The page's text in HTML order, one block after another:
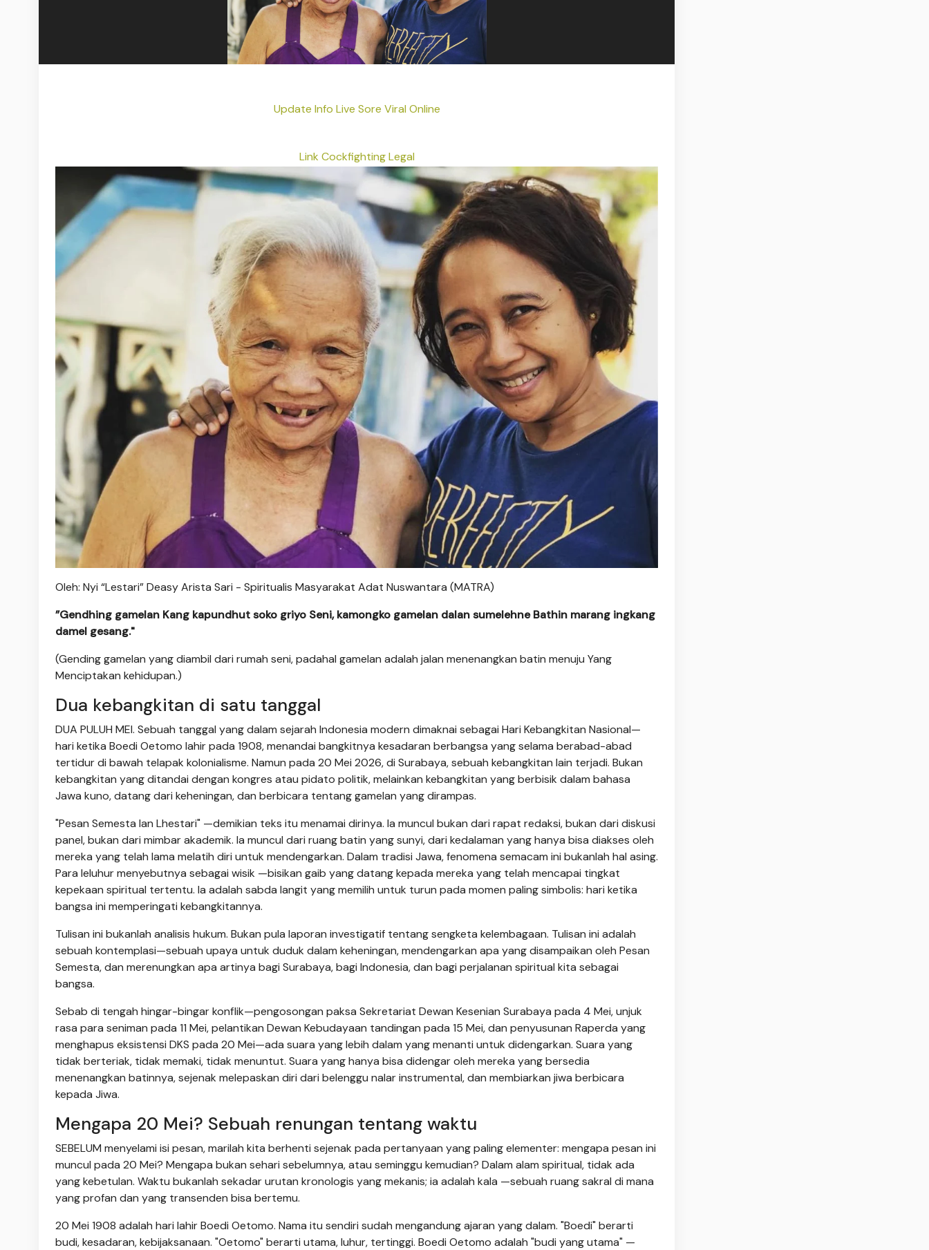
Update Info Live Sore Viral Online
Link Cockfighting Legal
Oleh: Nyi “Lestari” Deasy Arista Sari - Spiritualis Masyarakat Adat Nuswantara (MATRA)
”Gendhing gamelan Kang kapundhut soko griyo Seni, kamongko gamelan dalan sumelehne Bathin marang ingkang
damel gesang."
(Gending gamelan yang diambil dari rumah seni, padahal gamelan adalah jalan menenangkan batin menuju Yang
Menciptakan kehidupan.)
Dua kebangkitan di satu tanggal
DUA PULUH MEI. Sebuah tanggal yang dalam sejarah Indonesia modern dimaknai sebagai Hari Kebangkitan Nasional—
hari ketika Boedi Oetomo lahir pada 1908, menandai bangkitnya kesadaran berbangsa yang selama berabad-abad
tertidur di bawah telapak kolonialisme. Namun pada 20 Mei 2026, di Surabaya, sebuah kebangkitan lain terjadi. Bukan
kebangkitan yang ditandai dengan kongres atau pidato politik, melainkan kebangkitan yang berbisik dalam bahasa
Jawa kuno, datang dari keheningan, dan berbicara tentang gamelan yang dirampas.
"Pesan Semesta lan Lhestari" —demikian teks itu menamai dirinya. Ia muncul bukan dari rapat redaksi, bukan dari diskusi
panel, bukan dari mimbar akademik. Ia muncul dari ruang batin yang sunyi, dari kedalaman yang hanya bisa diakses oleh
mereka yang telah lama melatih diri untuk mendengarkan. Dalam tradisi Jawa, fenomena semacam ini bukanlah hal asing.
Para leluhur menyebutnya sebagai wisik —bisikan gaib yang datang kepada mereka yang telah mencapai tingkat
kepekaan spiritual tertentu. Ia adalah sabda langit yang memilih untuk turun pada momen paling simbolis: hari ketika
bangsa ini memperingati kebangkitannya.
Tulisan ini bukanlah analisis hukum. Bukan pula laporan investigatif tentang sengketa kelembagaan. Tulisan ini adalah
sebuah kontemplasi—sebuah upaya untuk duduk dalam keheningan, mendengarkan apa yang disampaikan oleh Pesan
Semesta, dan merenungkan apa artinya bagi Surabaya, bagi Indonesia, dan bagi perjalanan spiritual kita sebagai
bangsa.
Sebab di tengah hingar-bingar konflik—pengosongan paksa Sekretariat Dewan Kesenian Surabaya pada 4 Mei, unjuk
rasa para seniman pada 11 Mei, pelantikan Dewan Kebudayaan tandingan pada 15 Mei, dan penyusunan Raperda yang
menghapus eksistensi DKS pada 20 Mei—ada suara yang lebih dalam yang menanti untuk didengarkan. Suara yang
tidak berteriak, tidak memaki, tidak menuntut. Suara yang hanya bisa didengar oleh mereka yang bersedia
menenangkan batinnya, sejenak melepaskan diri dari belenggu nalar instrumental, dan membiarkan jiwa berbicara
kepada Jiwa.
Mengapa 20 Mei? Sebuah renungan tentang waktu
SEBELUM menyelami isi pesan, marilah kita berhenti sejenak pada pertanyaan yang paling elementer: mengapa pesan ini
muncul pada 20 Mei? Mengapa bukan sehari sebelumnya, atau seminggu kemudian? Dalam alam spiritual, tidak ada
yang kebetulan. Waktu bukanlah sekadar urutan kronologis yang mekanis; ia adalah kala —sebuah ruang sakral di mana
yang profan dan yang transenden bisa bertemu.
20 Mei 1908 adalah hari lahir Boedi Oetomo. Nama itu sendiri sudah mengandung ajaran yang dalam. "Boedi" berarti
budi, kesadaran, kebijaksanaan. "Oetomo" berarti utama, luhur, tertinggi. Boedi Oetomo adalah "budi yang utama" —